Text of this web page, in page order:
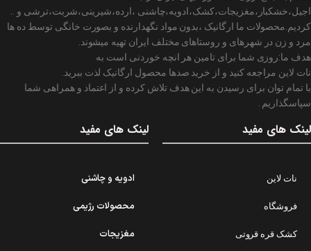
اجیل،خشکبار،مغزیجات،کشک،ادویه،چاشنی ،ارده،شیرینی،شربت،ترشی و ..
کردیم.محصولات ما ارگانیک ،بدون مواد نگهدارنده و بصورت خانگی توسط ده ها
مرد و زن در شهرهای و روستاهای مختلف ایران تهیه میشوند.
هدف ما:روزی شما برای تامین هر انچه خوردنی است به
نات لاین مراجعه کنید و از خرید صدها محصول ارگانیک لذت ببرید.
با تمام توان برای رسیدن به این هدف تلاش کرده و از اعتماد و همراهی شما
سپاسگذاریم .
لینک های مفید
نات لاین
فروشگاه
کشک قره قروتی
لینک های مفید
ادویه و چاشنی
محصولات رژیمی
مغزیجات